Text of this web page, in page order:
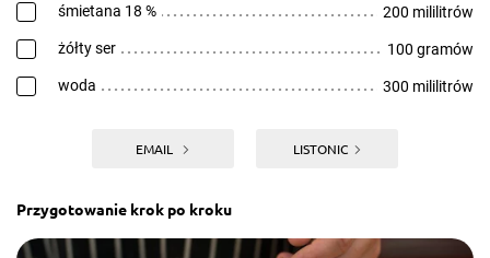
śmietana 18 % 200 mililitrów
żółty ser 100 gramów
woda 300 mililitrów
EMAIL LISTONIC
Przygotowanie krok po kroku